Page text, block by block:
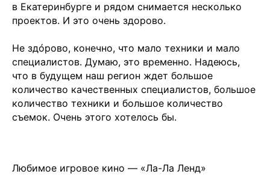
в Екатеринбурге и рядом снимается несколько
проектов. И это очень здорово.
Не здóрово, конечно, что мало техники и мало
специалистов. Думаю, это временно. Надеюсь,
что в будущем наш регион ждет большое
количество качественных специалистов, большое
количество техники и большое количество
съемок. Очень этого хотелось бы.
Любимое игровое кино — «Ла-Ла Ленд»
*Instagram💧 Meta
Platforms Inc. запрещено
на территории России
Политика конфиденциальности
Пользовательское соглашение
Реквизиты